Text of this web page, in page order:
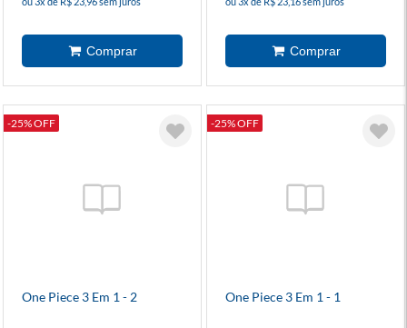
-25% OFF
One Piece 3 Em 1 - 2
-25% OFF
One Piece 3 Em 1 - 1